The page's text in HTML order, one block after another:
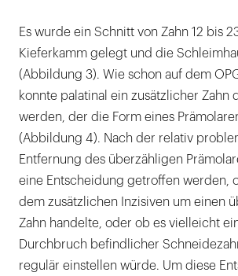
Es wurde ein Schnitt von Zahn 12 bis
Kieferkamm gelegt und die
(Abbildung 3). Wie schon auf dem
konnte palatinal ein zusätzlicher Zahn
werden, der die Form eines
(Abbildung 4). Nach der relativ
Entfernung des überzähligen
eine Entscheidung getroffen werden,
dem zusätzlichen Inzisiven um einen
Zahn handelte, oder ob es vielleicht
Durchbruch befindlicher
regulär einstellen würde. Um diese